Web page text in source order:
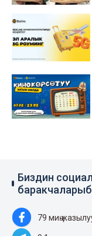
Биздин
79 миң